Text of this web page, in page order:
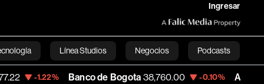
Ingresar
Línea Studios Negocios Podcasts
English
Banco de Bogota 38,760.00 -0.10% Apple 309.36